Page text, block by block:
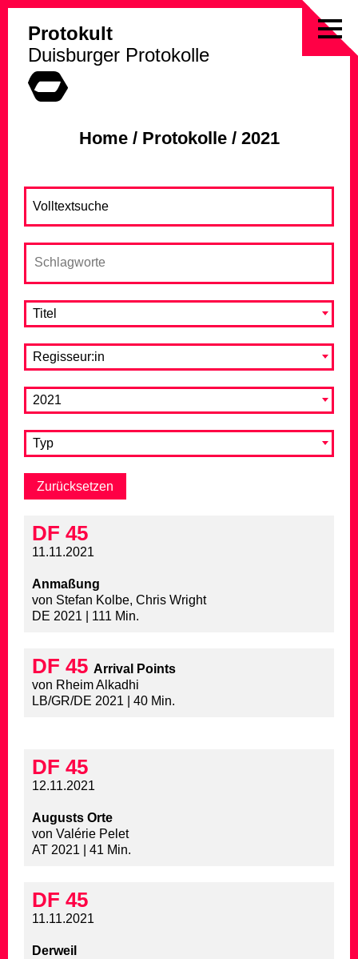
to
Protokult
Duisburger Protokolle
Home/ Protokolle/ 2021
Titel
Regisseur:in
2021
Typ
DF 45
11.11.2021
Anmaßung
von Stefan Kolbe, Chris Wright
DE 2021 | 111 Min.
DF 45 Arrival Points
von Rheim Alkadhi
LB/GR/DE 2021 | 40 Min.
DF 45
12.11.2021
Augusts Orte
von Valérie Pelet
AT 2021 | 41 Min.
DF 45
11.11.2021
Derweil